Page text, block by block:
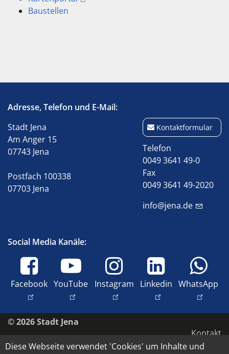
Baustellen
Adresse, Telefon und E-Mail:
Stadt Jena
Am Anger 15
07743 Jena
Postfach 100338
07703 Jena
Kontaktformular
Telefon
0049 3641 49-0
Fax
0049 3641 49-2020
info@jena.de
Social Media Kanäle:
Facebook YouTube Instagram Linkedin WhatsApp
© 2026 Stadt Jena
Kontakt
Impressum
Diese Webseite verwendet 'Cookies' um Inhalte und